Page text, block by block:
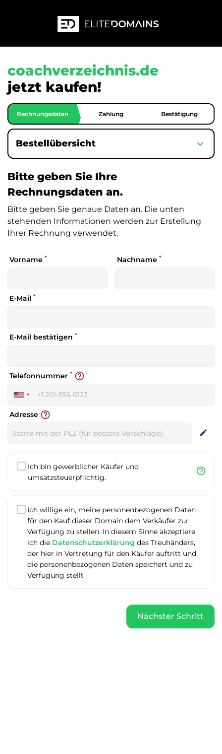
coachverzeichnis.de
jetzt kaufen!
Rechnungsdaten Zahlung Bestätigung
Bestellübersicht expand_more
Bitte geben Sie Ihre
Rechnungsdaten an.
Bitte geben Sie genaue Daten an. Die unten
stehenden Informationen werden zur Erstellung
Ihrer Rechnung verwendet.
Vorname * Nachname *
E-Mail *
E-Mail bestätigen *
United
+1
Telefonnummer * help_outline
Adresse help_outline
edit
Ich bin gewerblicher Käufer und
umsatzsteuerpflichtig.
help_outline
Ich willige ein, meine personenbezogenen Daten
für den Kauf dieser Domain dem Verkäufer zur
Verfügung zu stellen. In diesem Sinne akzeptiere
ich die Datenschutzerklärung des Treuhänders,
der hier in Vertretung für den Käufer auftritt und
die personenbezogenen Daten speichert und zu
Verfügung stellt
Nächster Schritt